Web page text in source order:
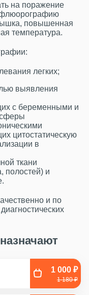
на поражение
флюорографию
повышенная
температура.
легких;
выявления
с беременными и
цитостатическую
в
ткани
полостей) и
и по
1 000 ₽
1 180 ₽